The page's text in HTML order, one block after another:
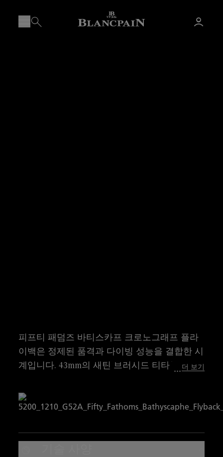
피프티 패덤즈 바티스카프 크로노그래프 플라
이백은 정제된 품격과 다이빙 성능을 결합한 시
계입니다. 43mm의 새틴 브러시드 티타늄 케이
베젤을 특징으로 합니다. 5Hz 칼리버 F385로 구
동되어 1/10초의 정밀도를 제공하며, 플라이백
고 있습니다. 300미터 방수 기능과 세일 캔버스
더 보기